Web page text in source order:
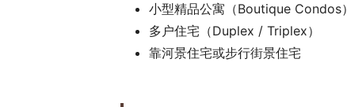
小型精品公寓（Boutique Condos）
多户住宅（Duplex / Triplex）
靠河景住宅或步行街景住宅